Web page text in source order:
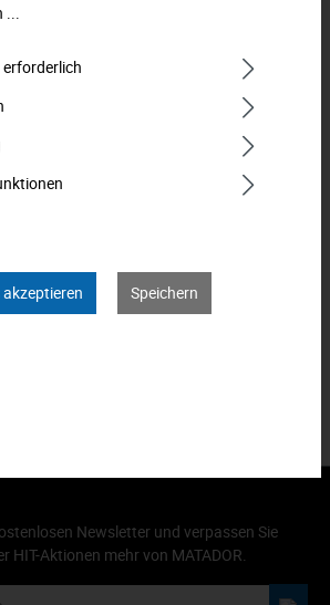
12-kt. mm, metrisch. Für
Für Handbetätigung mit Knarre
Newsletter und verpassen Sie
HIT-Aktionen mehr von MATADOR.
Speichern